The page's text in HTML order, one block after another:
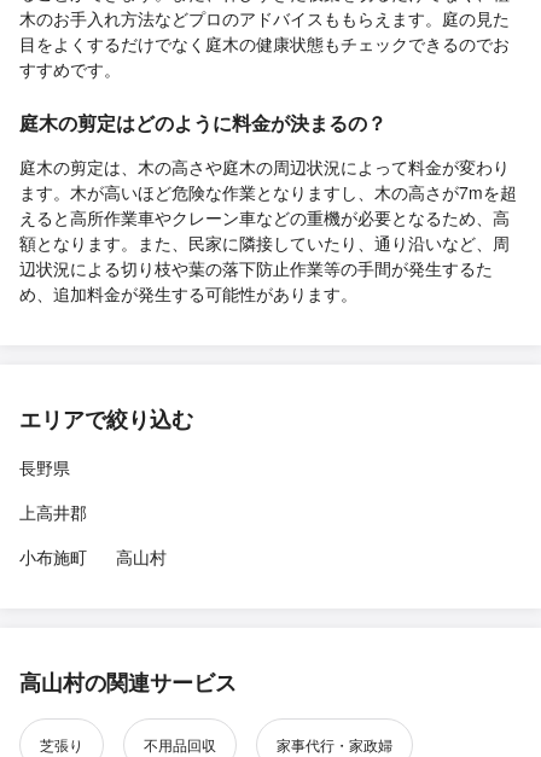
木のお手入れ方法などプロのアドバイスももらえます。庭の見た
目をよくするだけでなく庭木の健康状態もチェックできるのでお
すすめです。
庭木の剪定はどのように料金が決まるの？
庭木の剪定は、木の高さや庭木の周辺状況によって料金が変わり
ます。木が高いほど危険な作業となりますし、木の高さが7mを超
えると高所作業車やクレーン車などの重機が必要となるため、高
額となります。また、民家に隣接していたり、通り沿いなど、周
辺状況による切り枝や葉の落下防止作業等の手間が発生するた
め、追加料金が発生する可能性があります。
エリアで絞り込む
長野県
上高井郡
小布施町
高山村
高山村の関連サービス
芝張り 不用品回収 家事代行・家政婦